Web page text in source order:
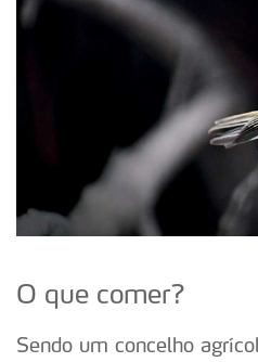
O que comer?
Sendo um concelho